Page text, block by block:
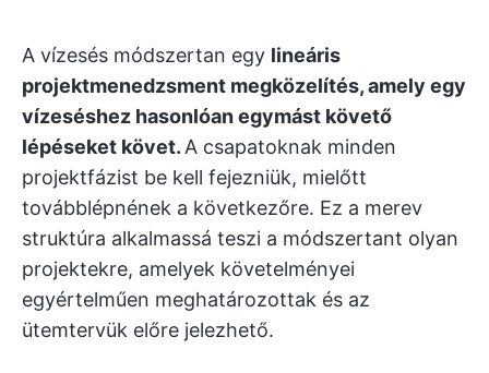
A vízesés módszertan egy lineáris
projektmenedzsment megközelítés, amely egy
vízeséshez hasonlóan egymást követő
lépéseket követ. A csapatoknak minden
projektfázist be kell fejezniük, mielőtt
továbblépnének a következőre. Ez a merev
struktúra alkalmassá teszi a módszertant olyan
projektekre, amelyek követelményei
egyértelműen meghatározottak és az
ütemtervük előre jelezhető.